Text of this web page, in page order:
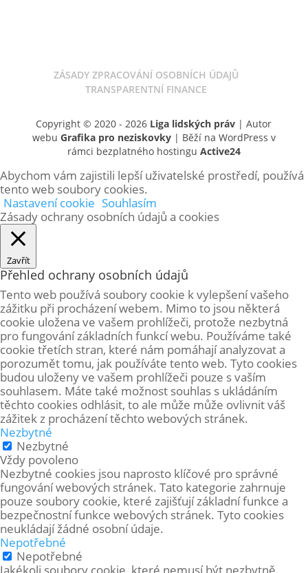
ZÁSADY ZPRACOVÁNÍ OSOBNÍCH ÚDAJŮ
TRANSPARENTNÍ FINANCE
Copyright © 2020 - 2026 Liga lidských práv | Autor
webu Grafika pro neziskovky| Běží na WordPress v
rámci bezplatného hostingu Active24
Abychom vám zajistili lepší uživatelské prostředí, používá
tento web soubory cookies.
Nastavení cookie Souhlasím
Zásady ochrany osobních údajů a cookies
Zavřít
Přehled ochrany osobních údajů
Tento web používá soubory cookie k vylepšení vašeho
zážitku při procházení webem. Mimo to jsou některá
cookie uložena ve vašem prohlížeči, protože nezbytná
pro fungování základních funkcí webu. Používáme také
cookie třetích stran, které nám pomáhají analyzovat a
porozumět tomu, jak používáte tento web. Tyto cookies
budou uloženy ve vašem prohlížeči pouze s vaším
souhlasem. Máte také možnost souhlas s ukládáním
těchto cookies odhlásit, to ale může může ovlivnit váš
zážitek z procházení těchto webových stránek.
Nezbytné
Nezbytné
Vždy povoleno
Nezbytné cookies jsou naprosto klíčové pro správné
fungování webových stránek. Tato kategorie zahrnuje
pouze soubory cookie, které zajišťují základní funkce a
bezpečnostní funkce webových stránek. Tyto cookies
neukládají žádné osobní údaje.
Nepotřebné
Nepotřebné
Jakékoli soubory cookie, které nemusí být nezbytně